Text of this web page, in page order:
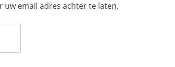
email adres achter te laten.